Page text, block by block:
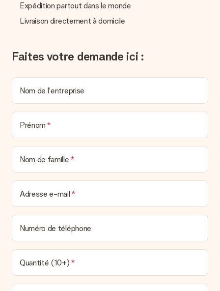
l’envoyons par e-mail avec la confirmation de commande. Vous
pouvez de même retrouver votre facture dans votre espace
Expédition partout dans le monde
Livraison directement à domicile
Faites votre demande ici :
Nom de l'entreprise
Prénom
Nom de famille
Adresse e-mail
Numéro de téléphone
Quantité (10+)